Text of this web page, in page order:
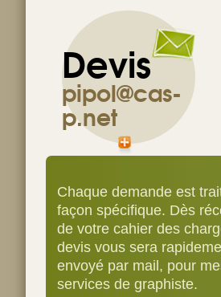
Devis
pipol@cas-
p.net
Chaque demande est
façon spécifique. Dès
de votre cahier des
devis vous sera
envoyé par mail, pour
services de graphiste.